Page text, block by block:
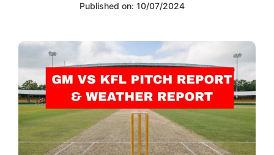
Published on: 10/07/2024